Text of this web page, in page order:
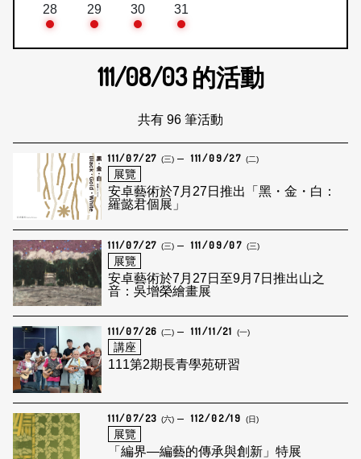
28 29 30 31
111/08/03的活動
共有 96 筆活動
111/07/27 (三) 111/09/27 (二)
展覽
安卓藝術於7月27日推出「黑・金・白：
羅懿君個展」
111/07/27 (三) 111/09/07 (三)
展覽
安卓藝術於7月27日至9月7日推出山之
音：吳增榮繪畫展
111/07/26 (二) 111/11/21 (一)
講座
111第2期長青學苑研習
111/07/23 (六) 112/02/19 (日)
展覽
「編界—編藝的傳承與創新」特展